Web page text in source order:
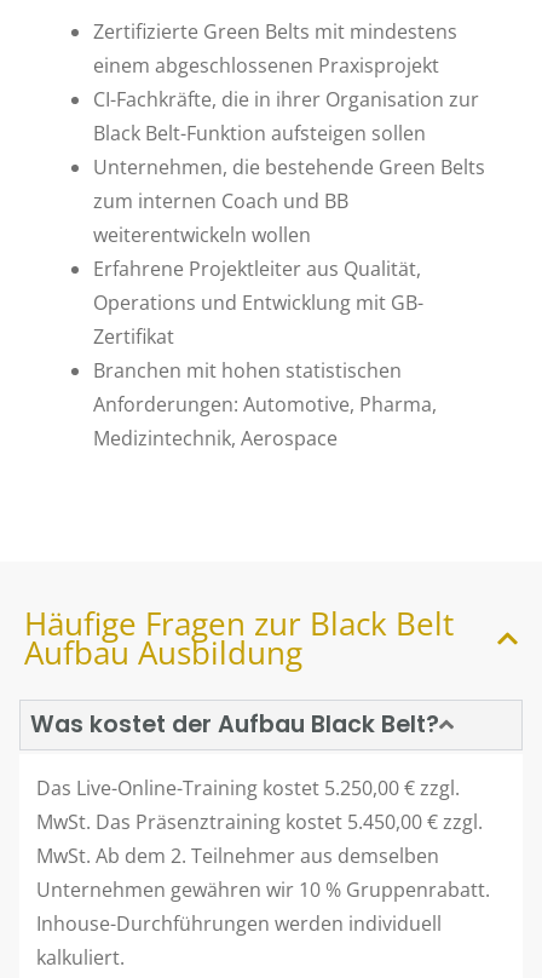
Zertifizierte Green Belts mit mindestens
einem abgeschlossenen Praxisprojekt
CI-Fachkräfte, die in ihrer Organisation zur
Black Belt-Funktion aufsteigen sollen
Unternehmen, die bestehende Green Belts
zum internen Coach und BB
weiterentwickeln wollen
Erfahrene Projektleiter aus Qualität,
Operations und Entwicklung mit GB-
Zertifikat
Branchen mit hohen statistischen
Anforderungen: Automotive, Pharma,
Medizintechnik, Aerospace
Häufige Fragen zur Black Belt
Aufbau Ausbildung
Was kostet der Aufbau Black Belt?
Das Live-Online-Training kostet 5.250,00 € zzgl.
MwSt. Das Präsenztraining kostet 5.450,00 € zzgl.
MwSt. Ab dem 2. Teilnehmer aus demselben
Unternehmen gewähren wir 10 % Gruppenrabatt.
Inhouse-Durchführungen werden individuell
kalkuliert.